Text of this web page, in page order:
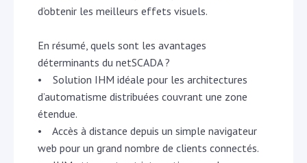
d’obtenir les meilleurs effets visuels.
En résumé, quels sont les avantages
déterminants du netSCADA ?
• Solution IHM idéale pour les architectures
d’automatisme distribuées couvrant une zone
étendue.
• Accès à distance depuis un simple navigateur
web pour un grand nombre de clients connectés.